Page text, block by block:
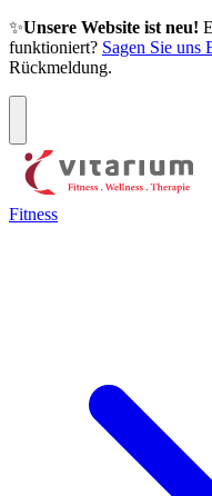
✨Unsere Website ist neu!
funktioniert? Sagen Sie uns
Rückmeldung.
Fitness